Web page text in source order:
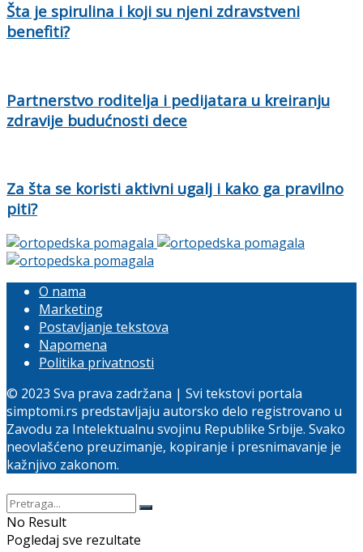
Šta je spirulina i koji su njeni zdravstveni
benefiti?
Partnerstvo roditelja i pedijatara u kreiranju
zdravije budućnosti dece
Za šta se koristi aktivni ugalj i kako ga pravilno
piti?
O nama
Marketing
Postavljanje tekstova
Napomena
Politika privatnosti
© 2023 Sva prava zadržana | Svi tekstovi portala
simptomi.rs predstavljaju autorsko delo registrovano u
Zavodu za Intelektualnu svojinu Republike Srbije. Svako
neovlašćeno preuzimanje, kopiranje i presnimavanje je
kažnjivo zakonom.
No Result
Pogledaj sve rezultate